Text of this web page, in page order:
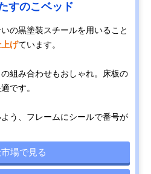
すのこベッド
の黒塗装スチールを用いること
げています。
組み合わせもおしゃれ。床板の
です。
う、フレームにシールで番号が
場で見る